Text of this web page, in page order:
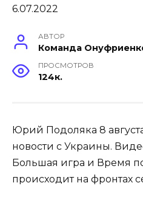
АВТОР
Команда
ПРОСМОТРОВ
124к.
Юрий Подоляка 8
новости с Украины.
Большая игра и Время
происходит на фронтах